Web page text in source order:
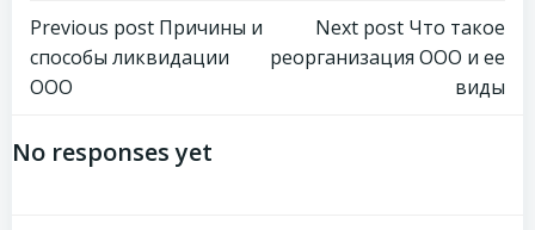
Навигация
по
записям
Previous post Причины и
способы ликвидации
ООО
Навигация
Next post Что такое
реорганизация ООО и ее
виды
No responses yet